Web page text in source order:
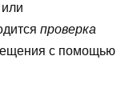
проверка
с помощью